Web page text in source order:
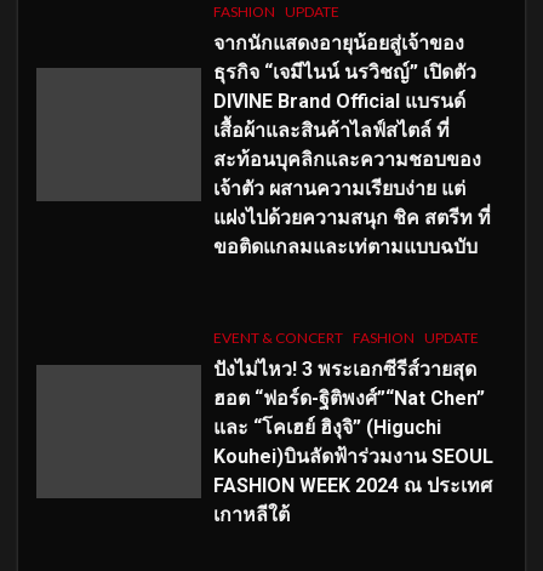
FASHION UPDATE
จากนักแสดงอายุน้อยสู่เจ้าของ
ธุรกิจ “เจมีไนน์ นรวิชญ์” เปิดตัว
DIVINE Brand Official แบรนด์
เสื้อผ้าและสินค้าไลฟ์สไตล์ ที่
สะท้อนบุคลิกและความชอบของ
เจ้าตัว ผสานความเรียบง่าย แต่
แฝงไปด้วยความสนุก ชิค สตรีท ที่
ขอติดแกลมและเท่ตามแบบฉบับ
EVENT & CONCERT FASHION UPDATE
ปังไม่ไหว! 3 พระเอกซีรีส์วายสุด
ฮอต “ฟอร์ด-ฐิติพงศ์”“Nat Chen”
และ “โคเฮย์ ฮิงุจิ” (Higuchi
Kouhei)บินลัดฟ้าร่วมงาน SEOUL
FASHION WEEK 2024 ณ ประเทศ
เกาหลีใต้